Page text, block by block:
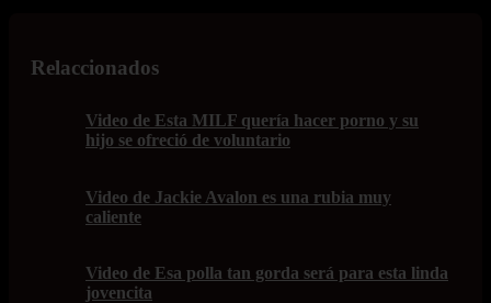
Relaccionados
Video de Esta MILF quería hacer porno y su
hijo se ofreció de voluntario
Video de Jackie Avalon es una rubia muy
caliente
Video de Esa polla tan gorda será para esta linda
jovencita